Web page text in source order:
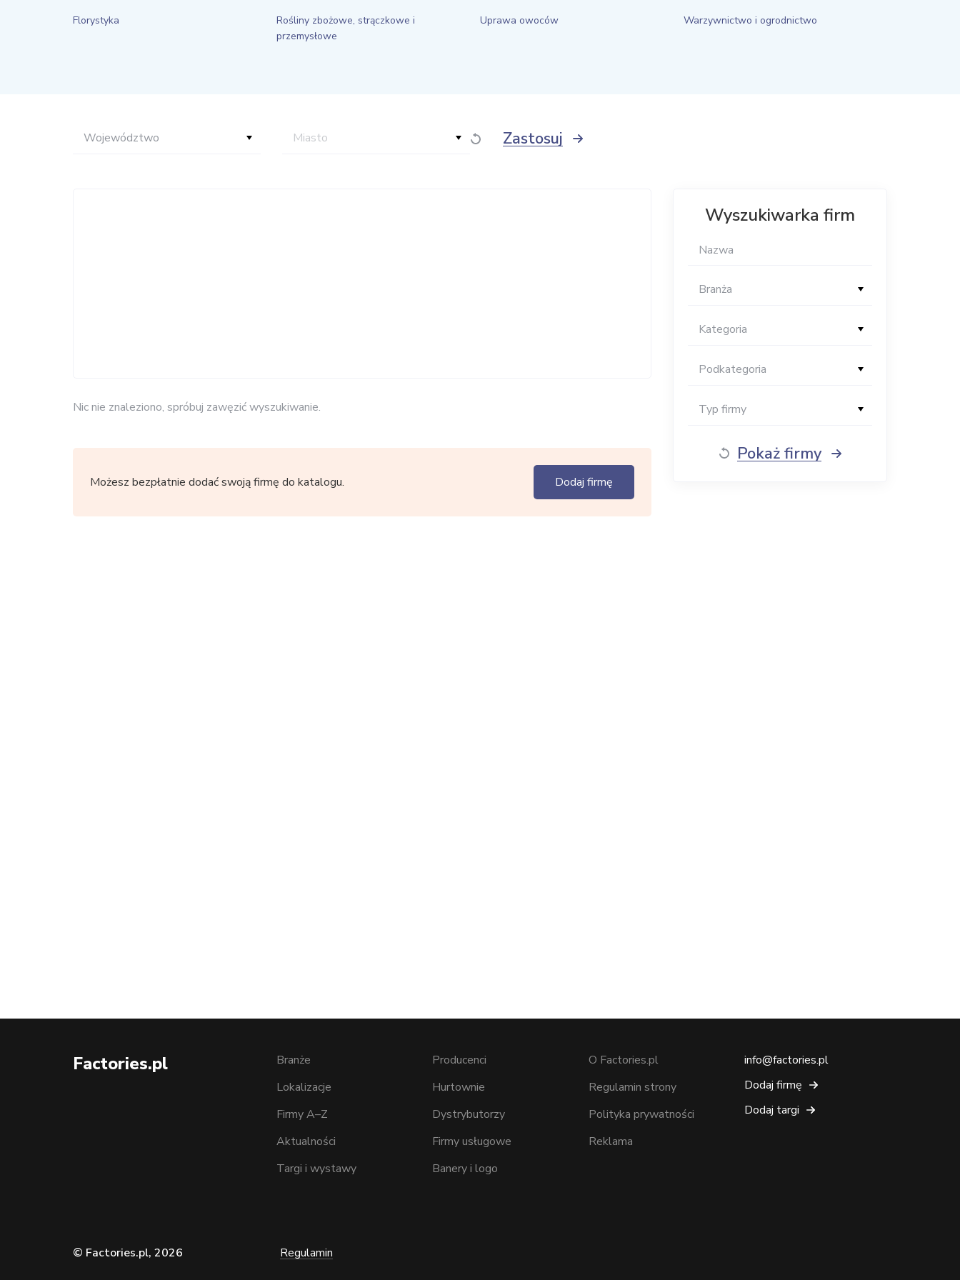
Florystyka
Rośliny zbożowe, strączkowe i
przemysłowe
Uprawa owoców Warzywnictwo i ogrodnictwo
Województwo Miasto Zastosuj
Nic nie znaleziono, spróbuj zawęzić wyszukiwanie.
Możesz bezpłatnie dodać swoją firmę do katalogu. Dodaj firmę
Wyszukiwarka firm
Branża
Kategoria
Podkategoria
Typ firmy
Pokaż firmy
Factories.pl
Branże
Lokalizacje
Firmy A–Z
Aktualności
Targi i wystawy
Producenci
Hurtownie
Dystrybutorzy
Firmy usługowe
Banery i logo
O Factories.pl
Regulamin strony
Polityka prywatności
Reklama
info@factories.pl
Dodaj firmę
Dodaj targi
© Factories.pl, 2026 Regulamin